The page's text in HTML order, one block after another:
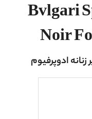
Bvlgari
Noir
ادوپرفیوم